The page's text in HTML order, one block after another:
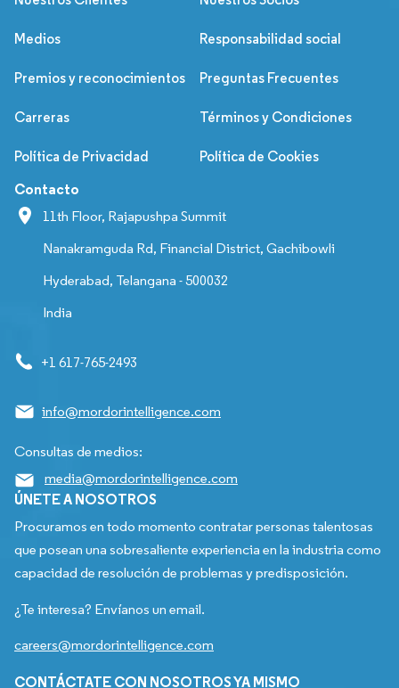
Medios Responsabilidad social
Premios y reconocimientos Preguntas Frecuentes
Carreras Términos y Condiciones
Política de Privacidad Política de Cookies
Contacto
11th Floor, Rajapushpa Summit
Nanakramguda Rd, Financial District, Gachibowli
Hyderabad, Telangana - 500032
India
+1 617-765-2493
info@mordorintelligence.com
Consultas de medios:
media@mordorintelligence.com
ÚNETE A NOSOTROS
Procuramos en todo momento contratar personas talentosas
que posean una sobresaliente experiencia en la industria como
capacidad de resolución de problemas y predisposición.
¿Te interesa? Envíanos un email.
careers@mordorintelligence.com
CONTÁCTATE CON NOSOTROS YA MISMO